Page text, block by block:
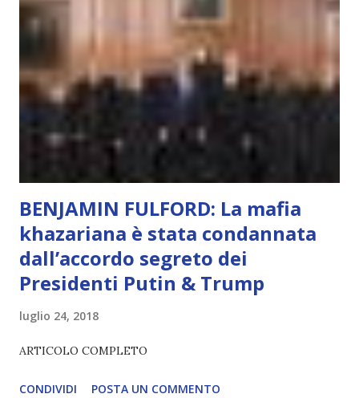
scelta più efficiente. È ciò che ci collega all’Uno Infinito.
L’intelligenza può simulare comportamenti coscienti, ma
non può essere Coscienza. Può copiare, ma non può vivere
l’esperienza. Come diventerà ovvio Man mano che l’IA
diventerà sempre più avanzata (soprattutto tra il 2027 e il
2035), emergeranno situazioni che renderanno la differenza
lampante: L’IA sarà in gr...
BENJAMIN FULFORD: La mafia
khazariana è stata condannata
dall’accordo segreto dei
Presidenti Putin & Trump
luglio 24, 2018
ARTICOLO COMPLETO
CONDIVIDI
POSTA UN COMMENTO